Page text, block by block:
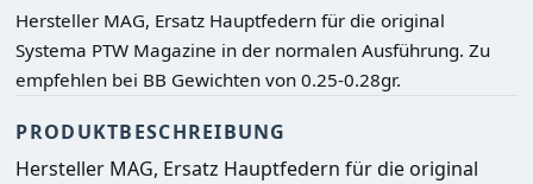
Hersteller MAG, Ersatz Hauptfedern für die original
Systema PTW Magazine in der normalen Ausführung. Zu
empfehlen bei BB Gewichten von 0.25-0.28gr.
PRODUKTBESCHREIBUNG
Hersteller MAG, Ersatz Hauptfedern für die original